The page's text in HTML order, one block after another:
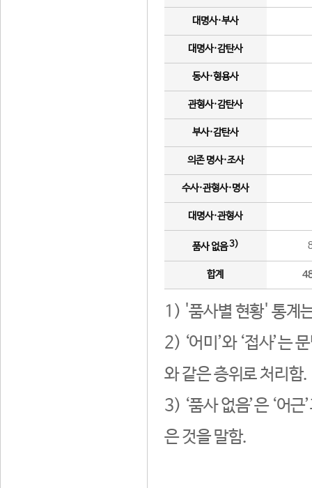
대명사·부사
대명사·감탄사
동사·형용사
관형사·감탄사
부사·감탄사
의존 명사·조사
수사·관형사·명사
대명사·관형사
품사 없음3)
합계
1) '품사별 현황' 통계
2) ‘어미’와 ‘접사’는
와 같은 층위로 처리함.
3) ‘품사 없음’은 ‘어
은 것을 말함.